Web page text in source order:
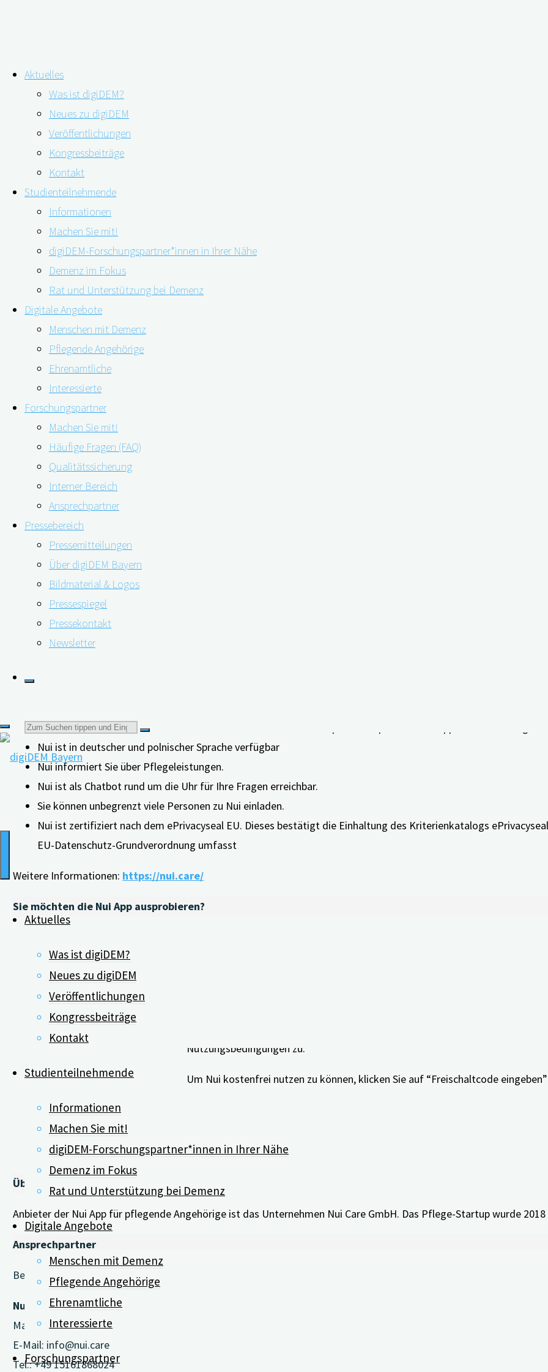
Inhalt
springen
Aktuelles
Was ist digiDEM?
Neues zu digiDEM
Veröffentlichungen
Kongressbeiträge
Kontakt
Studienteilnehmende
Informationen
Machen Sie mit!
digiDEM-Forschungspartner*innen in Ihrer Nähe
Demenz im Fokus
Rat und Unterstützung bei Demenz
Digitale Angebote
Menschen mit Demenz
Pflegende Angehörige
Ehrenamtliche
Interessierte
Forschungspartner
Machen Sie mit!
Häufige Fragen (FAQ)
Qualitätssicherung
Interner Bereich
Ansprechpartner
Pressebereich
Pressemitteilungen
Über digiDEM Bayern
Bildmaterial & Logos
Pressespiegel
Pressekontakt
Newsletter
Suchen
nach:
Aktuelles
Was ist digiDEM?
Neues zu digiDEM
Veröffentlichungen
Kongressbeiträge
Kontakt
Studienteilnehmende
Informationen
Machen Sie mit!
digiDEM-Forschungspartner*innen in Ihrer Nähe
Demenz im Fokus
Rat und Unterstützung bei Demenz
Digitale Angebote
Menschen mit Demenz
Pflegende Angehörige
Ehrenamtliche
Interessierte
Forschungspartner
Digitales Angebot: Nui App
Die App der Firma Nui Care GmbH unterstützt
Nui bietet pflegerelevante Informationen an einem Ort in 350 Kapiteln mit praktischen Tipps für Ihren
Nui ist in deutscher und polnischer Sprache verfügbar
Nui informiert Sie über Pflegeleistungen.
Nui ist als Chatbot rund um die Uhr für Ihre Fragen erreichbar.
Sie können unbegrenzt viele Personen zu Nui einladen.
Nui ist zertifiziert nach dem ePrivacyseal EU. Dieses bestätigt die Einhaltung des Kriterienkatalogs
EU-Datenschutz-Grundverordnung umfasst
Weitere Informationen: https://nui.care/
Sie möchten die Nui App ausprobieren?
Nutzungsbedingungen zu.
Um Nui kostenfrei nutzen zu können, klicken Sie auf “Freischaltcode
Über den Anbieter: Nui Care GmbH
Anbieter der Nui App für pflegende Angehörige ist das Unternehmen Nui Care GmbH. Das Pflege-Startup wurde
Ansprechpartner
Bei Fragen zur Nui App können Sie sich gerne an folgende Ansprechpartner wenden:
Nui Care:
Markus Müller
E-Mail: info@nui.care
Tel.: +49 15161868024